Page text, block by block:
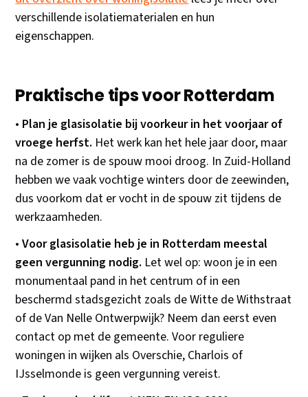
verschillende isolatiematerialen en hun
eigenschappen.
Praktische tips voor Rotterdam
• Plan je glasisolatie bij voorkeur in het voorjaar of
vroege herfst. Het werk kan het hele jaar door, maar
na de zomer is de spouw mooi droog. In Zuid-Holland
hebben we vaak vochtige winters door de zeewinden,
dus voorkom dat er vocht in de spouw zit tijdens de
werkzaamheden.
•Voor glasisolatie heb je in Rotterdam meestal
geen vergunning nodig. Let wel op: woon je in een
monumentaal pand in het centrum of in een
beschermd stadsgezicht zoals de Witte de Withstraat
of de Van Nelle Ontwerpwijk? Neem dan eerst even
contact op met de gemeente. Voor reguliere
woningen in wijken als Overschie, Charlois of
IJsselmonde is geen vergunning vereist.